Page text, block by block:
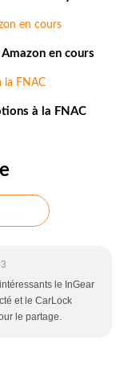
en cours
à la FNAC
le InGear
et le CarLock
le partage.